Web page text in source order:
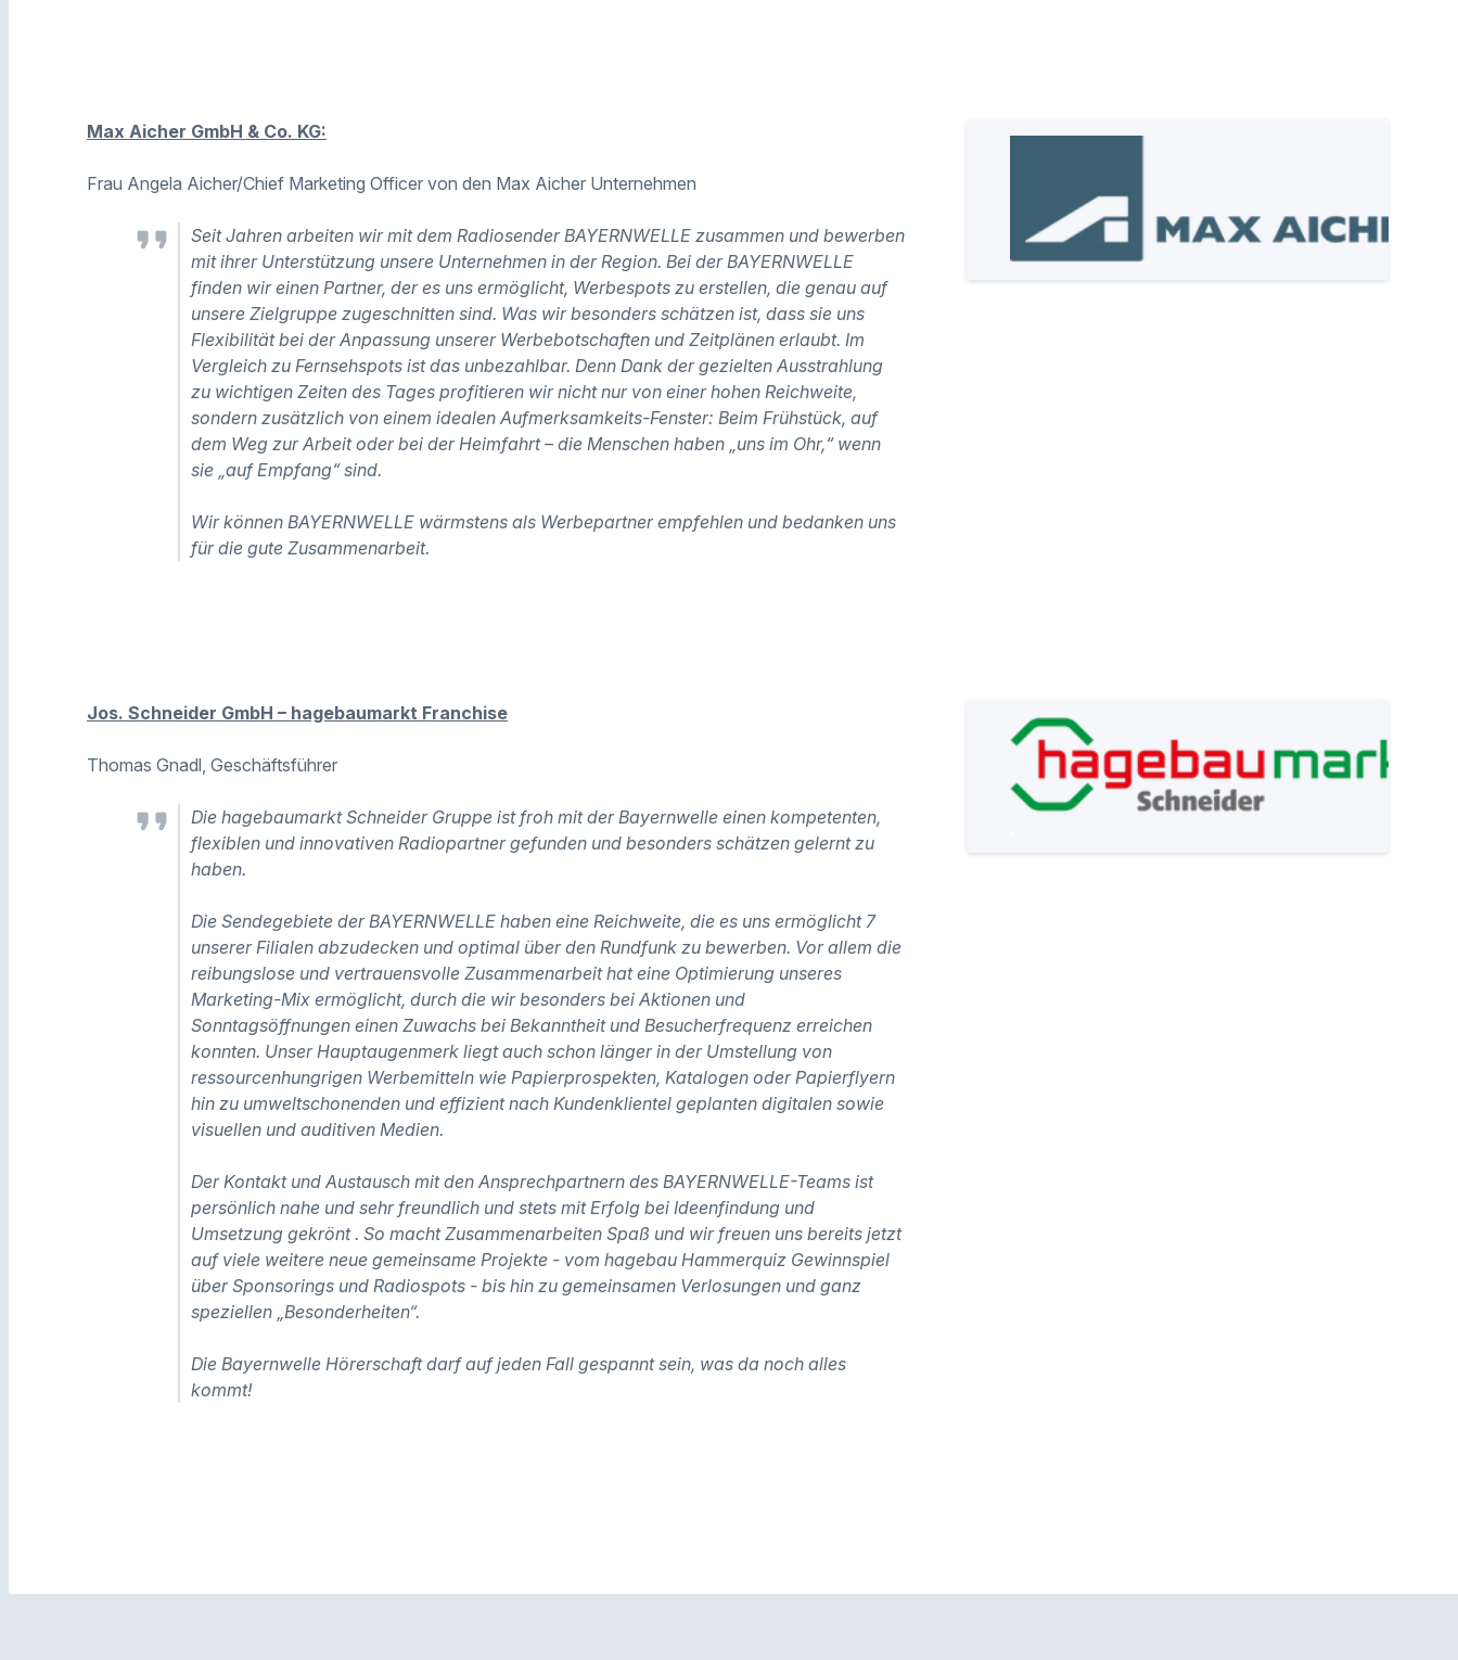
Max Aicher GmbH & Co. KG:
Frau Angela Aicher/Chief Marketing Officer von den Max Aicher Unternehmen
Seit Jahren arbeiten wir mit dem Radiosender BAYERNWELLE zusammen und bewerben
mit ihrer Unterstützung unsere Unternehmen in der Region. Bei der BAYERNWELLE
finden wir einen Partner, der es uns ermöglicht, Werbespots zu erstellen, die genau auf
unsere Zielgruppe zugeschnitten sind. Was wir besonders schätzen ist, dass sie uns
Flexibilität bei der Anpassung unserer Werbebotschaften und Zeitplänen erlaubt. Im
Vergleich zu Fernsehspots ist das unbezahlbar. Denn Dank der gezielten Ausstrahlung
zu wichtigen Zeiten des Tages profitieren wir nicht nur von einer hohen Reichweite,
sondern zusätzlich von einem idealen Aufmerksamkeits-Fenster: Beim Frühstück, auf
dem Weg zur Arbeit oder bei der Heimfahrt – die Menschen haben „uns im Ohr,“ wenn
sie „auf Empfang“ sind.
Wir können BAYERNWELLE wärmstens als Werbepartner empfehlen und bedanken uns
für die gute Zusammenarbeit.
Jos. Schneider GmbH – hagebaumarkt Franchise
Thomas Gnadl, Geschäftsführer
Die hagebaumarkt Schneider Gruppe ist froh mit der Bayernwelle einen kompetenten,
flexiblen und innovativen Radiopartner gefunden und besonders schätzen gelernt zu
haben.
Die Sendegebiete der BAYERNWELLE haben eine Reichweite, die es uns ermöglicht 7
unserer Filialen abzudecken und optimal über den Rundfunk zu bewerben. Vor allem die
reibungslose und vertrauensvolle Zusammenarbeit hat eine Optimierung unseres
Marketing-Mix ermöglicht, durch die wir besonders bei Aktionen und
Sonntagsöffnungen einen Zuwachs bei Bekanntheit und Besucherfrequenz erreichen
konnten. Unser Hauptaugenmerk liegt auch schon länger in der Umstellung von
ressourcenhungrigen Werbemitteln wie Papierprospekten, Katalogen oder Papierflyern
hin zu umweltschonenden und effizient nach Kundenklientel geplanten digitalen sowie
visuellen und auditiven Medien.
Der Kontakt und Austausch mit den Ansprechpartnern des BAYERNWELLE-Teams ist
persönlich nahe und sehr freundlich und stets mit Erfolg bei Ideenfindung und
Umsetzung gekrönt . So macht Zusammenarbeiten Spaß und wir freuen uns bereits jetzt
auf viele weitere neue gemeinsame Projekte - vom hagebau Hammerquiz Gewinnspiel
über Sponsorings und Radiospots - bis hin zu gemeinsamen Verlosungen und ganz
speziellen „Besonderheiten“.
Die Bayernwelle Hörerschaft darf auf jeden Fall gespannt sein, was da noch alles
kommt!